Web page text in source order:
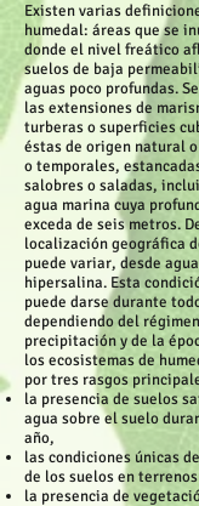
Existen varias
humedal: áreas que se
donde el nivel freático
suelos de baja
aguas poco profundas.
las extensiones de
turberas o superficies
éstas de origen natural
o temporales,
salobres o saladas,
agua marina cuya
exceda de seis metros.
localización geográfica
puede variar, desde
hipersalina. Esta
puede darse durante
dependiendo del
precipitación y de la
los ecosistemas de
por tres rasgos
la presencia de suelos
agua sobre el suelo
año,
las condiciones únicas
de los suelos en
la presencia de